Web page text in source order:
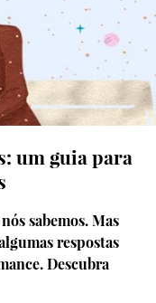
um guia para
sabemos. Mas
respostas
Descubra